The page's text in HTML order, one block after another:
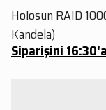
Holosun RAID
Kandela)
Siparişini